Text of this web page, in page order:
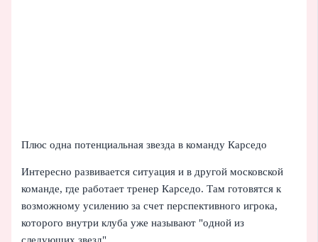
Плюс одна потенциальная звезда в команду Карседо
Интересно развивается ситуация и в другой московской
команде, где работает тренер Карседо. Там готовятся к
возможному усилению за счет перспективного игрока,
которого внутри клуба уже называют "одной из